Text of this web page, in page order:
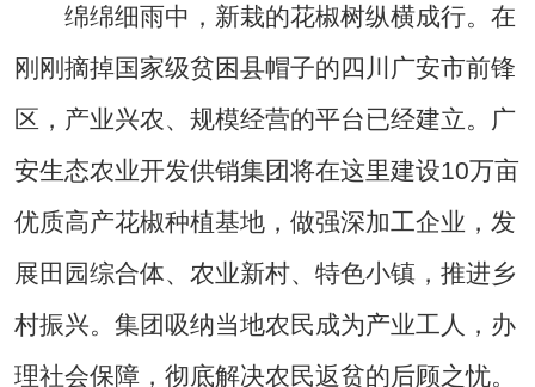
绵绵细雨中，新栽的花椒树纵横成行。在
刚刚摘掉国家级贫困县帽子的四川广安市前锋
区，产业兴农、规模经营的平台已经建立。广
安生态农业开发供销集团将在这里建设10万亩
优质高产花椒种植基地，做强深加工企业，发
展田园综合体、农业新村、特色小镇，推进乡
村振兴。集团吸纳当地农民成为产业工人，办
理社会保障，彻底解决农民返贫的后顾之忧。